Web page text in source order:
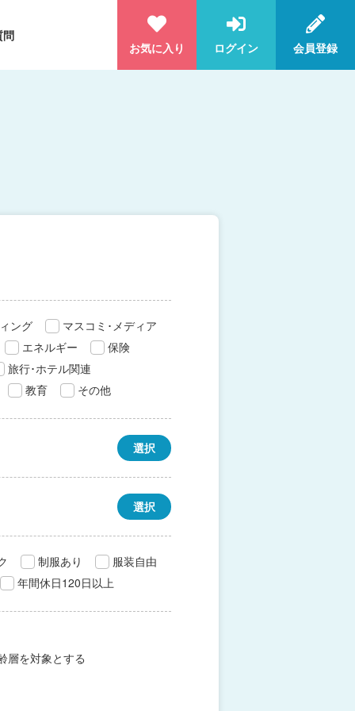
問
お気に入り
ログイン 会員登録
ング
マスコミ･メディア
エネルギー
保険
旅行･ホテル関連
教育
その他
選択
選択
制服あり
服装自由
年間休日120日以上
層を対象とする